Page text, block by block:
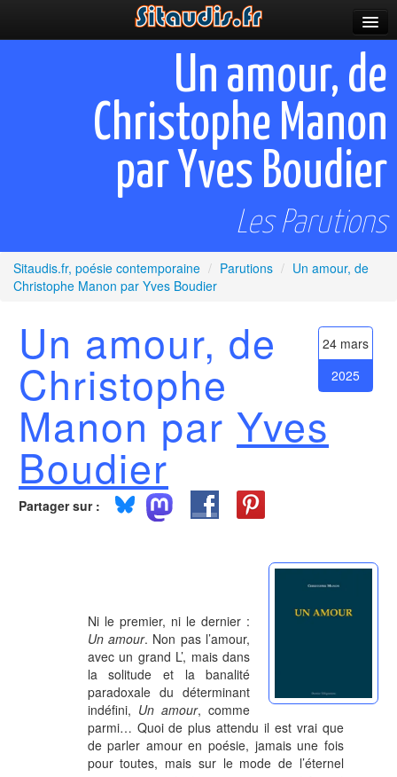
Poèmes et fictions
Auteurs & poètes
Prescriptions
Un amour, de
Christophe Manon
par Yves Boudier
Les Parutions
Sitaudis.fr, poésie contemporaine / Parutions / Un amour, de
Christophe Manon par Yves Boudier
24 mars
2025
Un amour, de
Christophe
Manon par Yves
Boudier
Partager sur :
Ni le premier, ni le dernier :
Un amour. Non pas l’amour,
avec un grand L’, mais dans
la solitude et la banalité
paradoxale du déterminant
indéfini, Un amour, comme
parmi… Quoi de plus attendu il est vrai que
de parler amour en poésie, jamais une fois
pour toutes, mais sur le mode de l’éternel